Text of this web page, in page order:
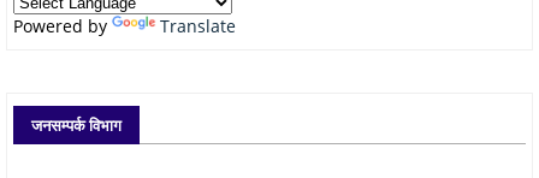
Powered by Translate
जनसम्पर्क विभाग